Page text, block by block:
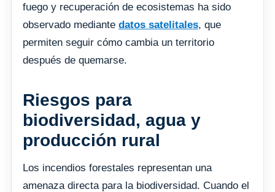
fuego y recuperación de ecosistemas ha sido
observado mediante datos satelitales, que
permiten seguir cómo cambia un territorio
después de quemarse.
Riesgos para
biodiversidad, agua y
producción rural
Los incendios forestales representan una
amenaza directa para la biodiversidad. Cuando el